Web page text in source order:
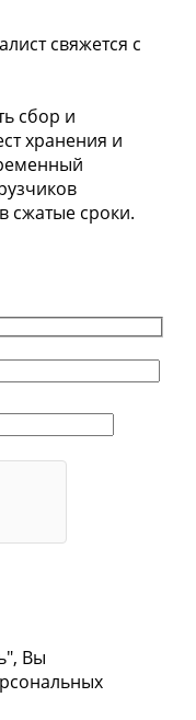
свяжется с
сбор и
хранения и
сжатые сроки.
Вы